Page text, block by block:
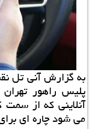
به گزارش آنی تل
پلیس راهور
آنلاینی كه از سمت
می شود چاره ای